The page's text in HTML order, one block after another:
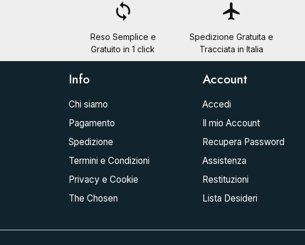
loop
Reso Semplice e
Gratuito in 1 click
flight
Spedizione Gratuita e
Tracciata in Italia
Info
Chi siamo
Pagamento
Spedizione
Termini e Condizioni
Privacy e Cookie
The Chosen
Account
Accedi
Il mio Account
Recupera Password
Assistenza
Restituzioni
Lista Desideri